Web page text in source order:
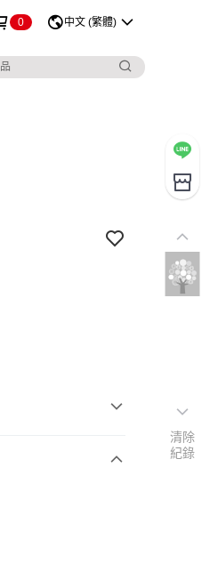
0 中文 (繁體)
清除
紀錄